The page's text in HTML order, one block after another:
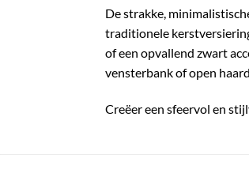
De strakke,
traditionele
of een opvallend zwart
vensterbank of open
Creëer een sfeervol en